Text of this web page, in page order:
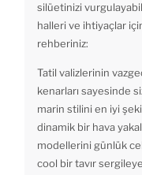
silüetinizi
halleri ve ihtiyaçlar
rehberiniz:
Tatil valizlerinin
kenarları sayesinde
marin stilini en iyi
dinamik bir hava
modellerini günlük
cool bir tavır